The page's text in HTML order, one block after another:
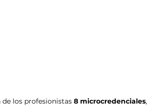
de los profesionistas 8 microcredenciales,